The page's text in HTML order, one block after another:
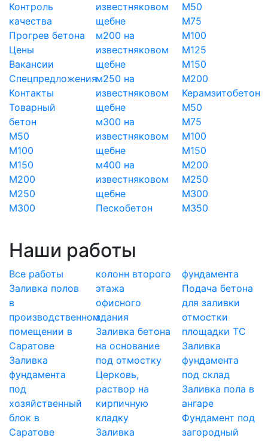
Контроль
качества
Прогрев бетона
Цены
Вакансии
Спецпредложения
Контакты
Товарный
бетон
М50
М100
М150
М200
М250
М300
известняковом
щебне
м200 на
известняковом
щебне
м250 на
известняковом
щебне
м300 на
известняковом
щебне
м400 на
известняковом
щебне
Пескобетон
М50
М75
М100
М125
М150
М200
Керамзитобетон
М50
М75
М100
М150
М200
М250
М300
М350
Наши работы
Все работы
Заливка полов
в
производственном
помещении в
Саратове
Заливка
фундамента
под
хозяйственный
блок в
Саратове
колонн второго
этажа
офисного
здания
Заливка бетона
на основание
под отмостку
Церковь,
раствор на
кирпичную
кладку
Заливка
фундамента
Подача бетона
для заливки
отмостки
площадки ТС
Заливка
фундамента
под склад
Заливка пола в
ангаре
Фундамент под
загородный